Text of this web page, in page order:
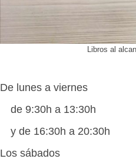
Libros al
De lunes a viernes
de 9:30h a 13:30h
y de 16:30h a 20:30h
Los sábados